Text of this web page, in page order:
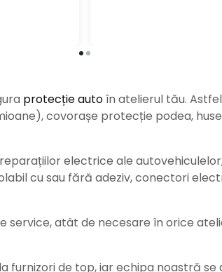
protecție autoîn atelierul tău.
covorașe protecție podea,
electrice ale
cu sau fără adeziv, conectori
atât de necesare în orice
furnizori de top, iar echipa noastră